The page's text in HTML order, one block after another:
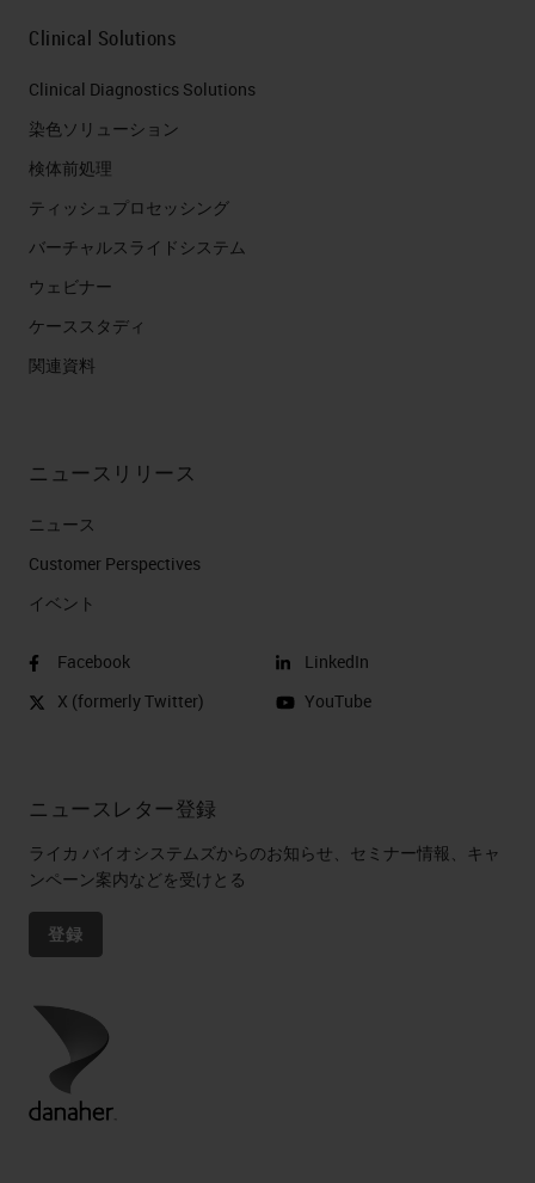
Clinical Solutions
Clinical Diagnostics Solutions
染色ソリューション
検体前処理
ティッシュプロセッシング
バーチャルスライドシステム
ウェビナー
ケーススタディ
関連資料
ニュースリリース
ニュース
Customer Perspectives​
イベント
Facebook
X (formerly Twitter)
LinkedIn
YouTube
ニュースレター登録
ライカ バイオシステムズからのお知らせ、セミナー情報、キャ
ンペーン案内などを受けとる
登録